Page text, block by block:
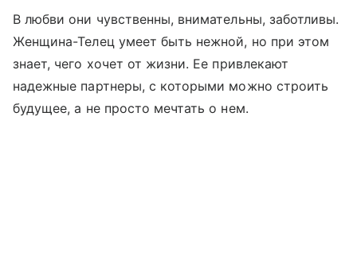
В любви они чувственны, внимательны, заботливы.
Женщина-Телец умеет быть нежной, но при этом
знает, чего хочет от жизни. Ее привлекают
надежные партнеры, с которыми можно строить
будущее, а не просто мечтать о нем.